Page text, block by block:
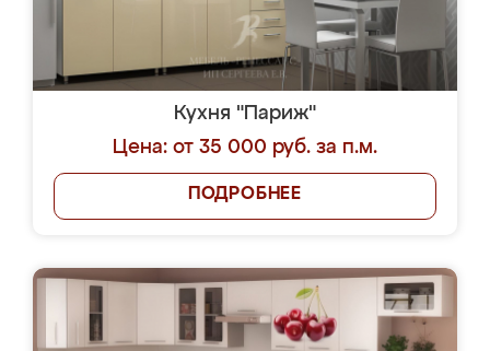
Кухня "Париж"
Цена: от 35 000 руб. за п.м.
ПОДРОБНЕЕ